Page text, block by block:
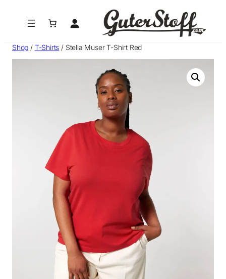
Shop / T-Shirts / Stella Muser T-Shirt Red